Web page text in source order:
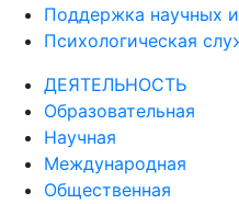
Поддержка научных
Психологическая
ДЕЯТЕЛЬНОСТЬ
Образовательная
Научная
Международная
Общественная